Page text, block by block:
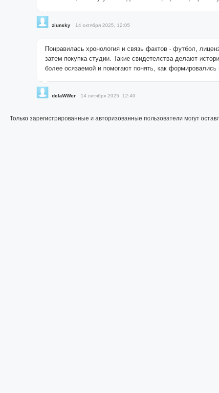
ziunsky 14 октября 2025, 12:05
Понравилась хронология и связь фактов - футбол,
затем покупка студии. Такие свидетелства делают
более осязаемой и помогают понять, как формировались
delaWWer 14 октября 2025, 12:40
Только зарегистрированные и авторизованные пользователи могут